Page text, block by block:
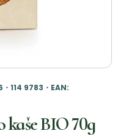
114 9783・EAN:
kaše BIO 70g